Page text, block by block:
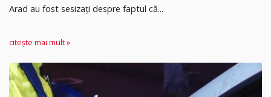
Arad au fost sesizați despre faptul că...
citește mai mult »